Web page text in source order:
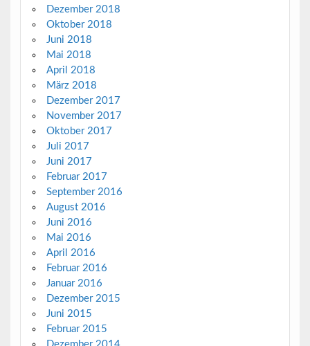
Dezember 2018
Oktober 2018
Juni 2018
Mai 2018
April 2018
März 2018
Dezember 2017
November 2017
Oktober 2017
Juli 2017
Juni 2017
Februar 2017
September 2016
August 2016
Juni 2016
Mai 2016
April 2016
Februar 2016
Januar 2016
Dezember 2015
Juni 2015
Februar 2015